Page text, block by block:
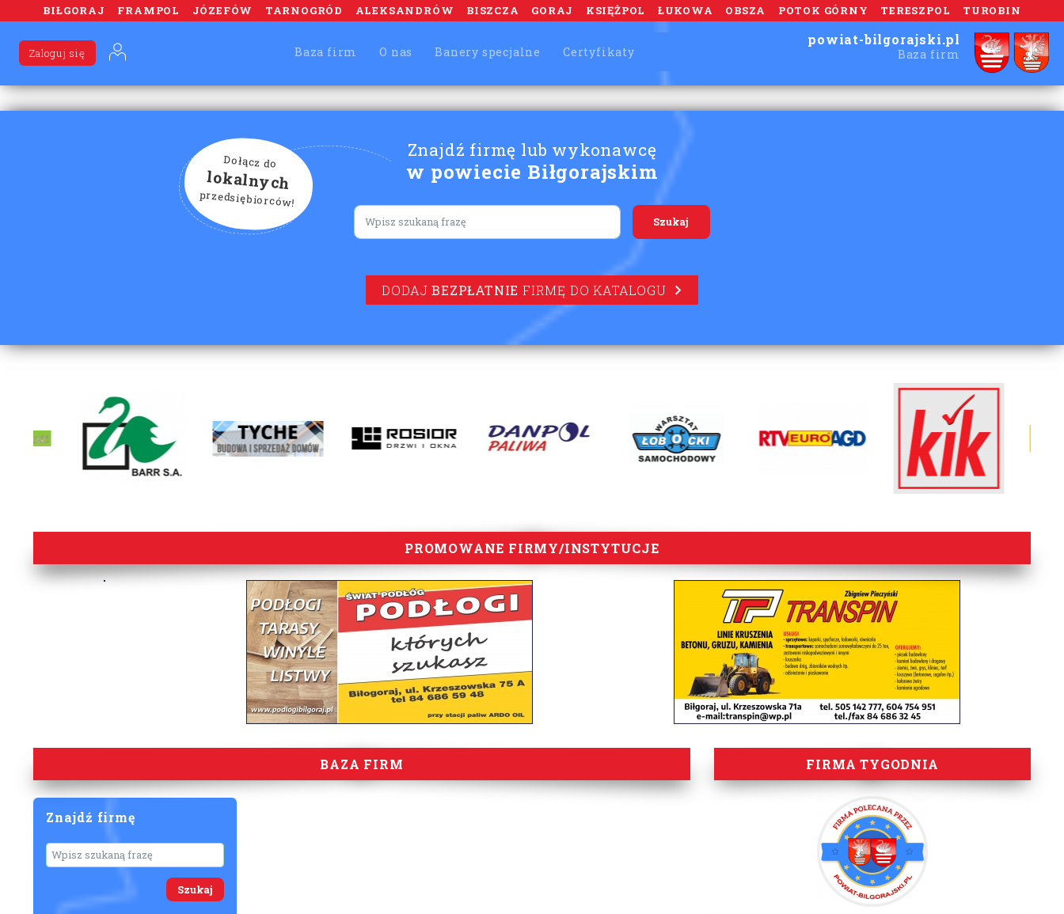
BIŁGORAJ FRAMPOL JÓZEFÓW TARNOGRÓD ALEKSANDRÓW BISZCZA GORAJ KSIĘŻPOL ŁUKOWA OBSZA POTOK GÓRNY TERESZPOL TUROBIN
Baza firm O nas Banery specjalne Certyfikaty
Zaloguj się
powiat-bilgorajski.pl
Baza firm
Znajdź firmę lub wykonawcę
w powiecie Biłgorajskim
Dołącz do
lokalnych
przedsiębiorców!
Lorem ipsum
DODAJBEZPŁATNIE FIRMĘ DO KATALOGU
lorem ipsum
PROMOWANE FIRMY/INSTYTUCJE
BAZA FIRM
Znajdź firmę
Wyszukaj
FIRMA TYGODNIA